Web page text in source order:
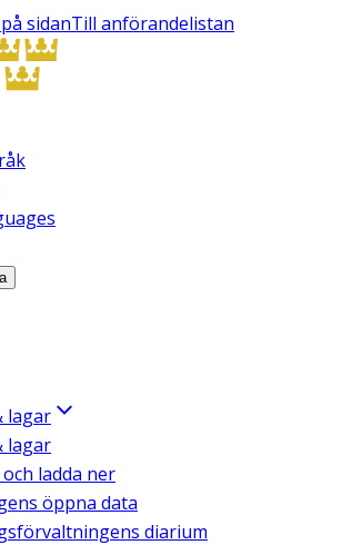
sidanTill anförandelistan
lagar
lagar
ladda ner
öppna data
diarium